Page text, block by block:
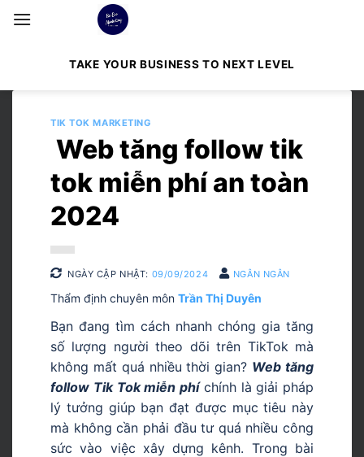
Bỏ
qua
TAKE YOUR BUSINESS TO NEXT LEVEL
TIK TOK MARKETING
Web tăng follow tik
tok miễn phí an toàn
2024
NGÀY CẬP NHẬT: 09/09/2024 NGÂN NGÂN
Thẩm định chuyên môn Trần Thị Duyên
Bạn đang tìm cách nhanh chóng gia tăng
số lượng người theo dõi trên TikTok mà
không mất quá nhiều thời gian? Web tăng
follow Tik Tok miễn phíchính là giải pháp
lý tưởng giúp bạn đạt được mục tiêu này
mà không cần phải đầu tư quá nhiều công
sức vào việc xây dựng kênh. Trong bài